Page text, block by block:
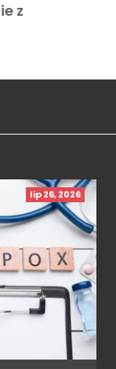
z
lip 26, 2026